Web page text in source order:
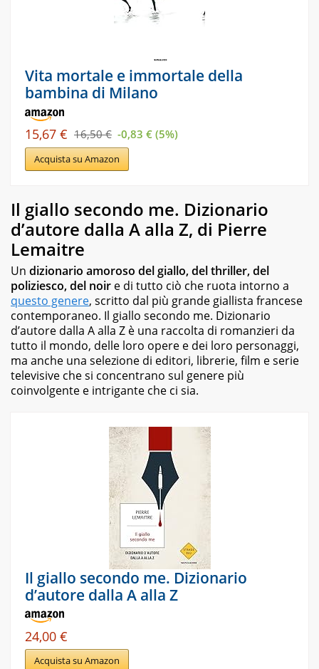
Vita mortale e immortale della
bambina di Milano
15,67 € 16,50 € -0,83 € (5%)
Acquista su Amazon
Il giallo secondo me. Dizionario
d’autore dalla A alla Z, di Pierre
Lemaitre
Un dizionario amoroso del giallo, del thriller, del
poliziesco, del noir e di tutto ciò che ruota intorno a
questo genere, scritto dal più grande giallista francese
contemporaneo. Il giallo secondo me. Dizionario
d’autore dalla A alla Z è una raccolta di romanzieri da
tutto il mondo, delle loro opere e dei loro personaggi,
ma anche una selezione di editori, librerie, film e serie
televisive che si concentrano sul genere più
coinvolgente e intrigante che ci sia.
Il giallo secondo me. Dizionario
d’autore dalla A alla Z
24,00 €
Acquista su Amazon